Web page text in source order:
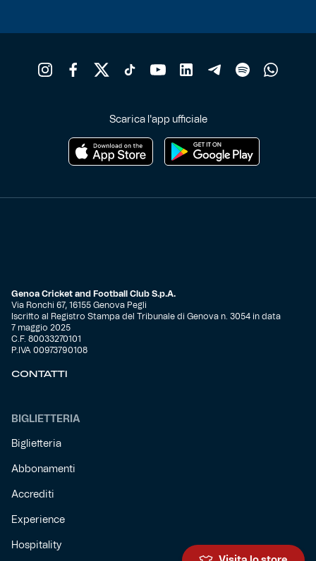
Scarica l'app ufficiale
Genoa Cricket and Football Club S.p.A.
Via Ronchi 67, 16155 Genova Pegli
Iscritto al Registro Stampa del Tribunale di Genova n. 3054 in data
7 maggio 2025
C.F. 80033270101
P.IVA 00973790108
CONTATTI
BIGLIETTERIA
Biglietteria
Abbonamenti
Accrediti
Experience
Hospitality